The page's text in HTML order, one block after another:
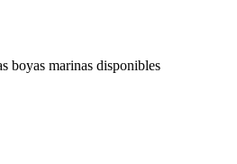
boyas marinas disponibles